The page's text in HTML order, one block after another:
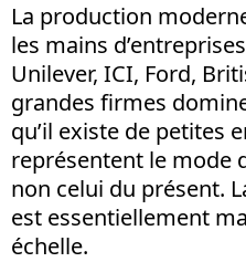
La production
les mains
Unilever, ICI, Ford,
grandes firmes
qu’il existe de petites
représentent le mode
non celui du présent.
est essentiellement
échelle.